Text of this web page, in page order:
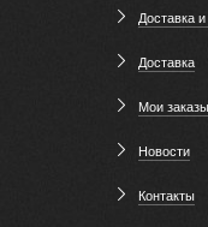
Доставка
Доставка
Мои заказы
Новости
Контакты